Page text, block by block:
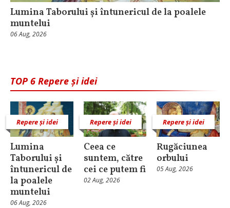
Lumina Taborului și întunericul de la poalele
muntelui
06 Aug, 2026
TOP 6 Repere și idei
Repere și idei
Lumina
Taborului și
întunericul de
la poalele
muntelui
06 Aug, 2026
Repere și idei
Ceea ce
suntem, către
cei ce putem fi
02 Aug, 2026
Repere și idei
Rugăciunea
orbului
05 Aug, 2026